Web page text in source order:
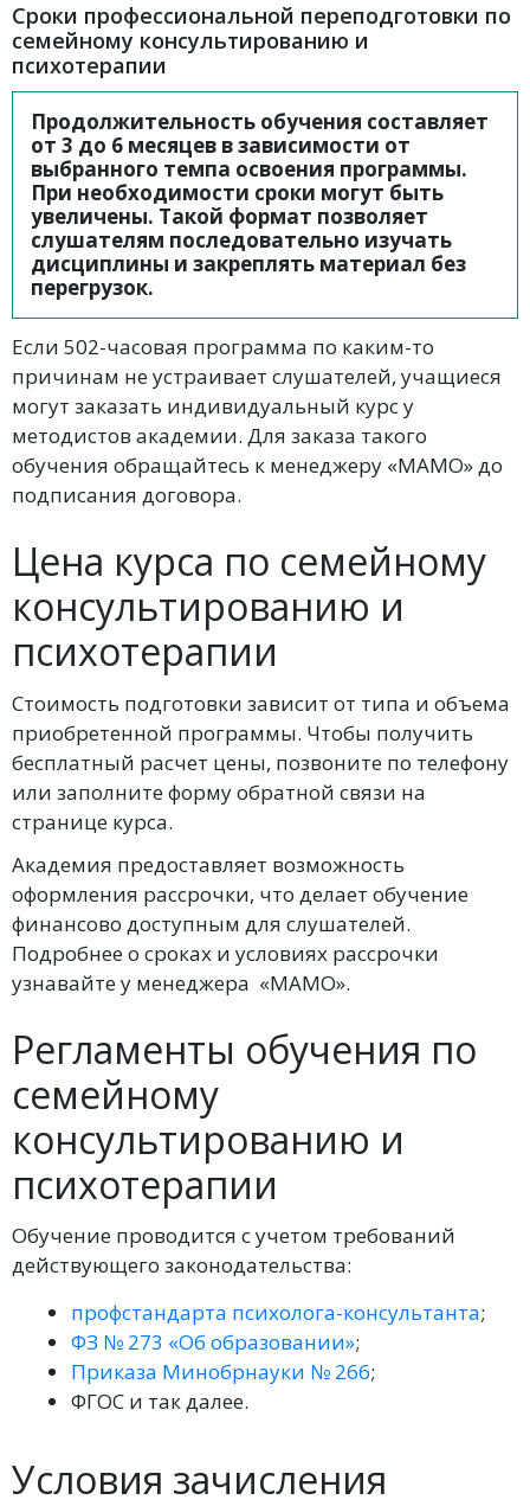
Сроки профессиональной переподготовки по
семейному консультированию и
психотерапии
Продолжительность обучения составляет
от 3 до 6 месяцев в зависимости от
выбранного темпа освоения программы.
При необходимости сроки могут быть
увеличены. Такой формат позволяет
слушателям последовательно изучать
дисциплины и закреплять материал без
перегрузок.
Если 502-часовая программа по каким-то
причинам не устраивает слушателей, учащиеся
могут заказать индивидуальный курс у
методистов академии. Для заказа такого
обучения обращайтесь к менеджеру «МАМО» до
подписания договора.
Цена курса по семейному
консультированию и
психотерапии
Стоимость подготовки зависит от типа и объема
приобретенной программы. Чтобы получить
бесплатный расчет цены, позвоните по телефону
или заполните форму обратной связи на
странице курса.
Академия предоставляет возможность
оформления рассрочки, что делает обучение
финансово доступным для слушателей.
Подробнее о сроках и условиях рассрочки
узнавайте у менеджера «МАМО».
Регламенты обучения по
семейному
консультированию и
психотерапии
Обучение проводится с учетом требований
действующего законодательства:
профстандарта психолога-консультанта;
ФЗ № 273 «Об образовании»;
Приказа Минобрнауки № 266;
ФГОС и так далее.
Условия зачисления